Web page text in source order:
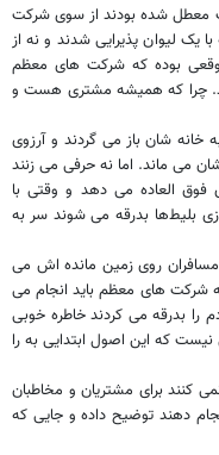
پایتخت معطل شده بودند از سوی شرکت
یک لیوان پذیرایی شدند و نه از
بوده که شرکت های معظم
چرا که همیشه مشتری هست و
خانه شان باز می گردند و آرزوی
می ماند. اما نه حرفی می زنند
فوق العاده می دهد و وقتی با
بلیط‌ها بدرقه می شوند سر به
مسافران روی زمین مانده اش می
شرکت های معظم باید انجام می
را بدرقه می کردند خاطره خوبی
که این اصول ابتدایی به را
برای مشتریان و مخاطبان
دهند توضیح داده و جایی که